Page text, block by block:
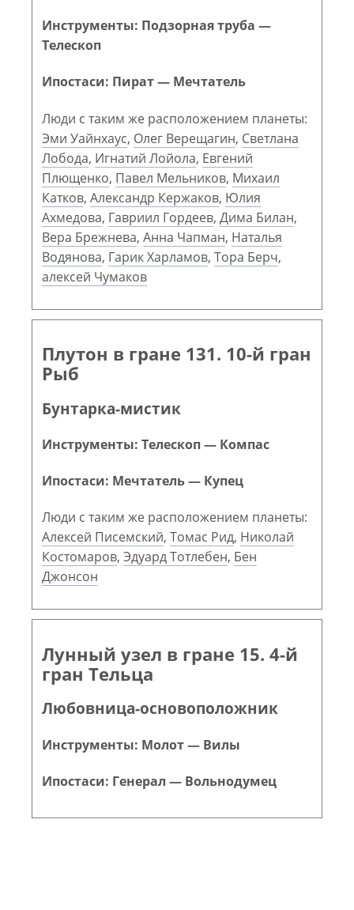
Инструменты: Подзорная труба —
Телескоп
Ипостаси: Пират — Мечтатель
Люди с таким же расположением планеты:
Эми Уайнхаус, Олег Верещагин, Светлана
Лобода, Игнатий Лойола, Евгений
Плющенко, Павел Мельников, Михаил
Катков, Александр Кержаков, Юлия
Ахмедова, Гавриил Гордеев, Дима Билан,
Вера Брежнева, Анна Чапман, Наталья
Водянова, Гарик Харламов, Тора Берч,
алексей Чумаков
Плутон в гране 131. 10-й гран
Рыб
Бунтарка-мистик
Инструменты: Телескоп — Компас
Ипостаси: Мечтатель — Купец
Люди с таким же расположением планеты:
Алексей Писемский, Томас Рид, Николай
Костомаров, Эдуард Тотлебен, Бен
Джонсон
Лунный узел в гране 15. 4-й
гран Тельца
Любовница-основоположник
Инструменты: Молот — Вилы
Ипостаси: Генерал — Вольнодумец